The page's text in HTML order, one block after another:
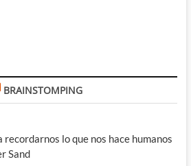
BRAINSTOMPING
lo que nos hace humanos
Sand